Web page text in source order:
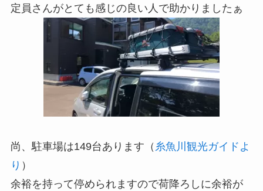
定員さんがとても感じの良い人で助かりましたぁ
尚、駐車場は149台あります（ 糸魚川観光ガイドよ
り ）
余裕を持って停められますので荷降ろしに余裕が